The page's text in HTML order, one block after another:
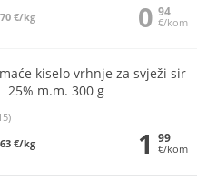
€/kg 0 94
€/kom
kiselo vrhnje za svježi sir
25% m.m. 300 g
€/kg 1 99
€/kom